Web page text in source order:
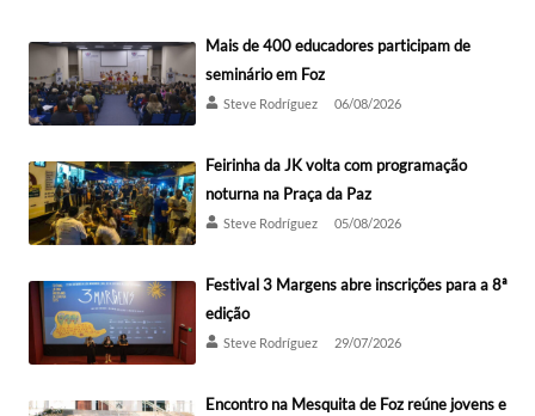
Mais de 400 educadores participam de
seminário em Foz
Steve Rodríguez 06/08/2026
Feirinha da JK volta com programação
noturna na Praça da Paz
Steve Rodríguez 05/08/2026
Festival 3 Margens abre inscrições para a 8ª
edição
Steve Rodríguez 29/07/2026
Encontro na Mesquita de Foz reúne jovens e